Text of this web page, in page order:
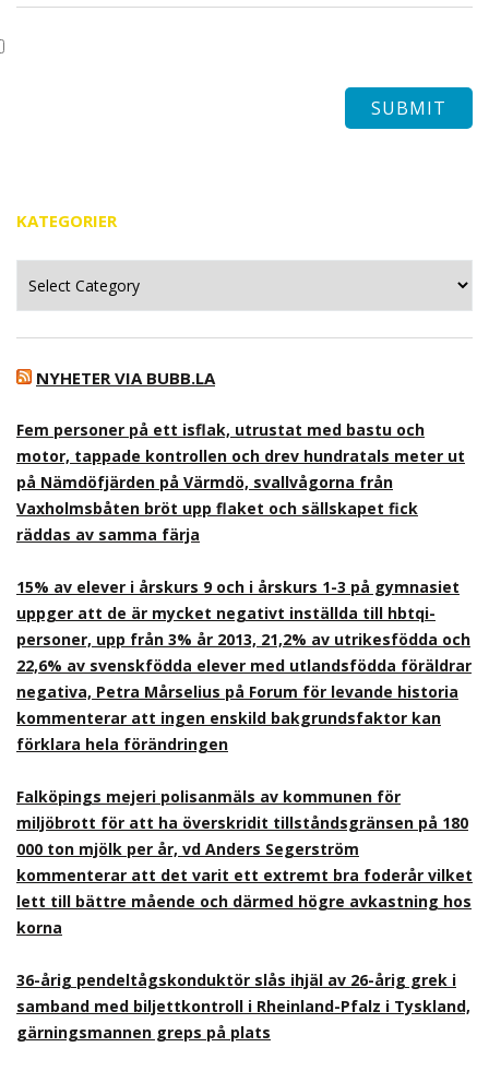
KATEGORIER
NYHETER VIA BUBB.LA
Fem personer på ett isflak, utrustat med bastu och
motor, tappade kontrollen och drev hundratals meter ut
på Nämdöfjärden på Värmdö, svallvågorna från
Vaxholmsbåten bröt upp flaket och sällskapet fick
räddas av samma färja
15% av elever i årskurs 9 och i årskurs 1-3 på gymnasiet
uppger att de är mycket negativt inställda till hbtqi-
personer, upp från 3% år 2013, 21,2% av utrikesfödda och
22,6% av svenskfödda elever med utlandsfödda föräldrar
negativa, Petra Mårselius på Forum för levande historia
kommenterar att ingen enskild bakgrundsfaktor kan
förklara hela förändringen
Falköpings mejeri polisanmäls av kommunen för
miljöbrott för att ha överskridit tillståndsgränsen på 180
000 ton mjölk per år, vd Anders Segerström
kommenterar att det varit ett extremt bra foderår vilket
lett till bättre mående och därmed högre avkastning hos
korna
36-årig pendeltågskonduktör slås ihjäl av 26-årig grek i
samband med biljettkontroll i Rheinland-Pfalz i Tyskland,
gärningsmannen greps på plats